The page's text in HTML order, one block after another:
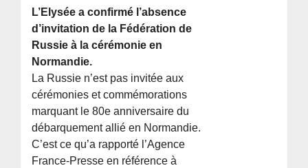
L’Elysée a confirmé l’absence
d’invitation de la Fédération de
Russie à la cérémonie en
Normandie.
La Russie n’est pas invitée aux
cérémonies et commémorations
marquant le 80e anniversaire du
débarquement allié en Normandie.
C’est ce qu’a rapporté l’Agence
France-Presse en référence à